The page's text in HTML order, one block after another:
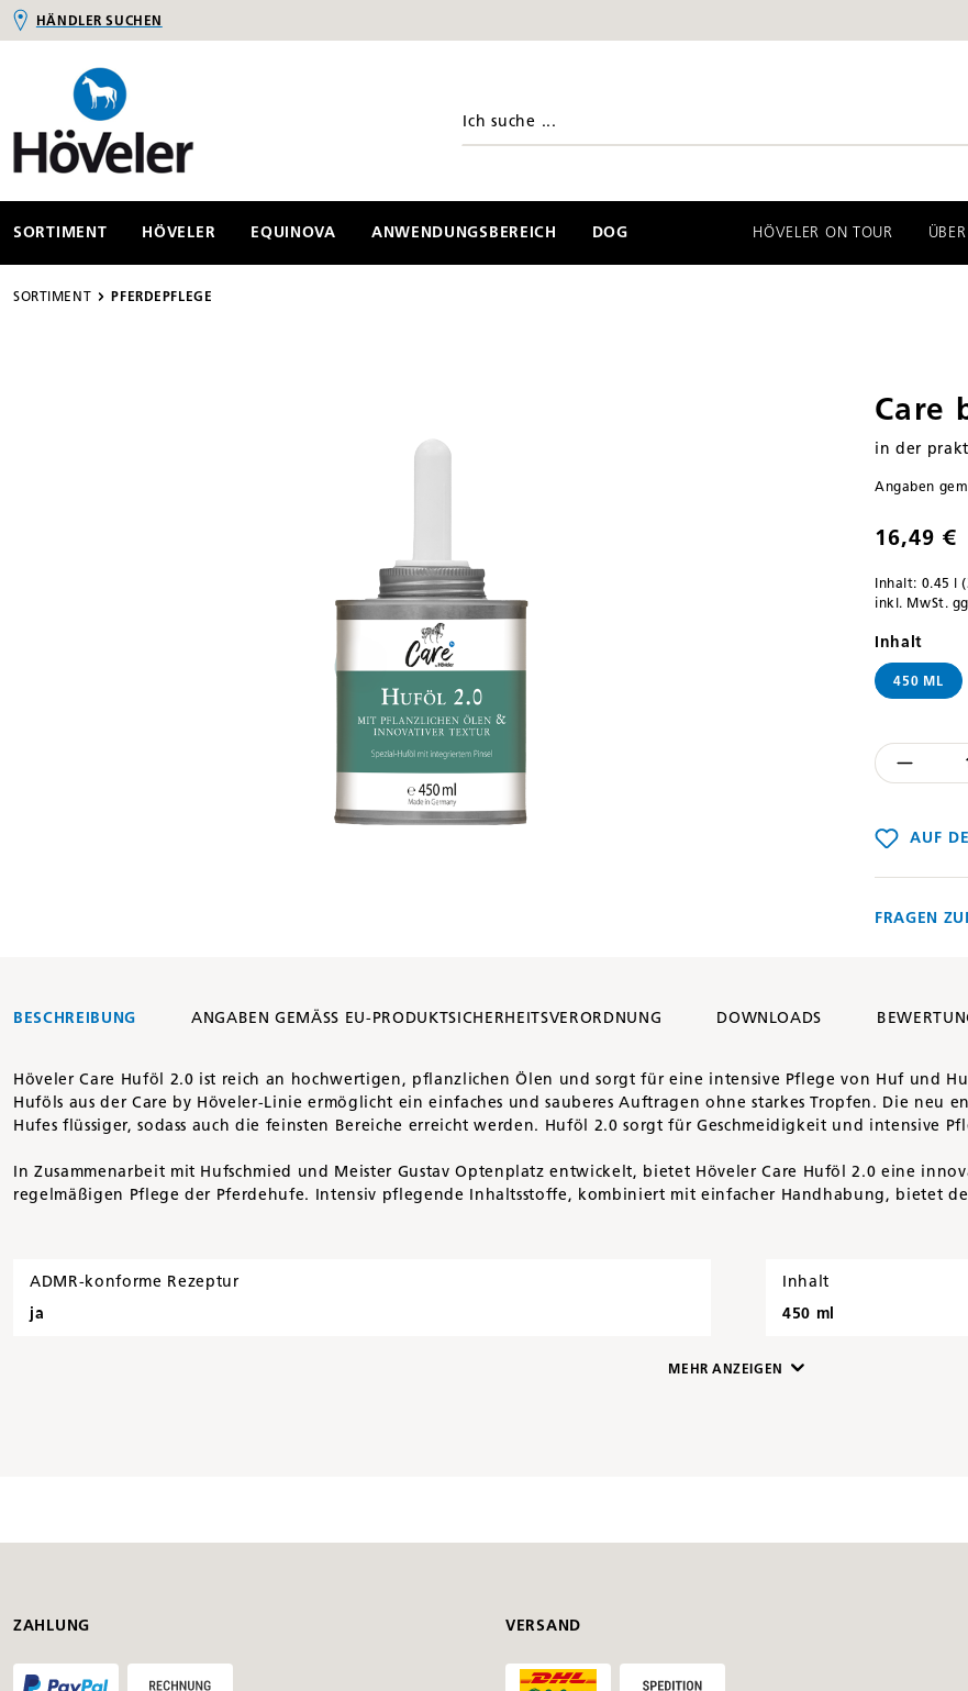
Zur Hauptnavigation springen
HÄNDLER SUCHEN
SORTIMENT HÖVELER EQUINOVA ANWENDUNGSBEREICH DOG HÖVELER ON TOUR
SORTIMENT PFERDEPFLEGE
Care
in der
Angaben
16,49 €
Inhalt: 0.45 l
inkl. MwSt.
Inhalt
450 ML
AUF
FRAGEN
BESCHREIBUNG ANGABEN GEMÄSS EU-PRODUKTSICHERHEITSVERORDNUNG DOWNLOADS
Höveler Care Huföl 2.0 ist reich an hochwertigen, pflanzlichen Ölen und sorgt für eine intensive Pflege von Huf und
Huföls aus der Care by Höveler-Linie ermöglicht ein einfaches und sauberes Auftragen ohne starkes Tropfen. Die neu
Hufes flüssiger, sodass auch die feinsten Bereiche erreicht werden. Huföl 2.0 sorgt für Geschmeidigkeit und intensive
In Zusammenarbeit mit Hufschmied und Meister Gustav Optenplatz entwickelt, bietet Höveler Care Huföl 2.0 eine
regelmäßigen Pflege der Pferdehufe. Intensiv pflegende Inhaltsstoffe, kombiniert mit einfacher Handhabung, bietet
ADMR-konforme Rezeptur
ja
Inhalt
450 ml
MEHR ANZEIGEN
ZAHLUNG VERSAND